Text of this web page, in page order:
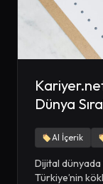
Dünya
AI İçerik
Dijital dünyada
Türkiye’nin